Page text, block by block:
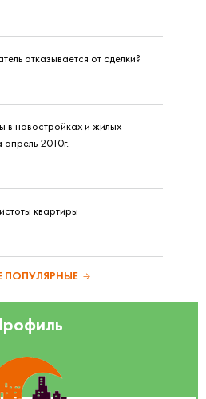
отказывается от сделки?
в новостройках и жилых
апрель 2010г.
квартиры
ПОПУЛЯРНЫЕ